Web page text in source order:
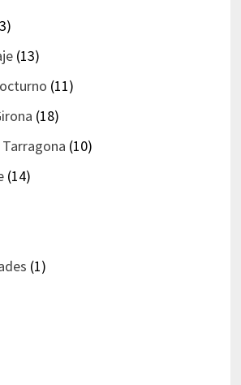
(13)
(11)
(18)
(10)
(14)
(1)